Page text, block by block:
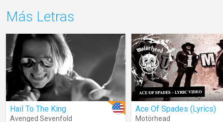
Más Letras
Hail To The King
Avenged Sevenfold
Ace Of Spades (Lyrics)
Motörhead